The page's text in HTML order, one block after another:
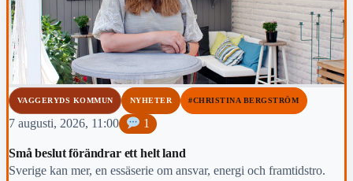
VAGGERYDS KOMMUN NYHETER #CHRISTINA BERGSTRÖM
7 augusti, 2026, 11:00 1
Små beslut förändrar ett helt land
Sverige kan mer, en essäserie om ansvar, energi och framtidstro.